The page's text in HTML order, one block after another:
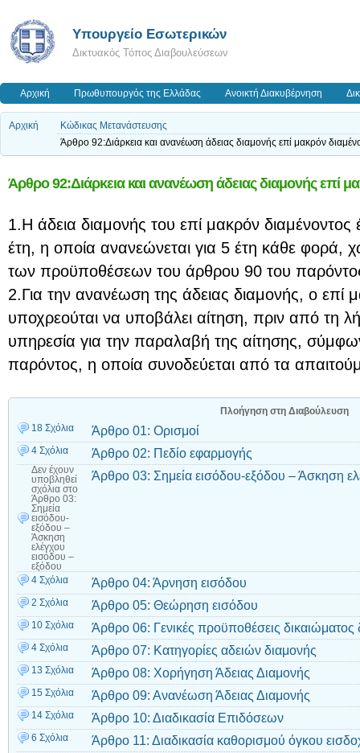
Υπουργείο Εσωτερικών
Δικτυακός Τόπος Διαβουλεύσεων
Αρχική Πρωθυπουργός της Ελλάδας Ανοικτή Διακυβέρνηση
Αρχική
Κώδικας Μετανάστευσης
Άρθρο 92:Διάρκεια και ανανέωση άδειας διαμονής επί μακρόν
Άρθρο 92:Διάρκεια και ανανέωση άδειας διαμονής επί
1.Η άδεια διαμονής του επί μακρόν διαμένοντος
έτη, η οποία ανανεώνεται για 5 έτη κάθε φορά,
των προϋποθέσεων του άρθρου 90 του
2.Για την ανανέωση της άδειας διαμονής, ο επί
υποχρεούται να υποβάλει αίτηση, πριν από τη
υπηρεσία για την παραλαβή της αίτησης,
παρόντος, η οποία συνοδεύεται από τα
Πλοήγηση στη Διαβούλευση
18 Σχόλια
Άρθρο 01: Ορισμοί
4 Σχόλια Άρθρο 02: Πεδίο εφαρμογής
Δεν έχουν
υποβληθεί
σχόλια στο
Άρθρο 03:
Σημεία
εισόδου-
εξόδου –
Άσκηση
ελέγχου
εισόδου –
εξόδου
Άρθρο 03: Σημεία εισόδου-εξόδου – Άσκηση
4 Σχόλια Άρθρο 04: Άρνηση εισόδου
2 Σχόλια Άρθρο 05: Θεώρηση εισόδου
10 Σχόλια Άρθρο 06: Γενικές προϋποθέσεις δικαιώματος
4 Σχόλια Άρθρο 07: Κατηγορίες αδειών διαμονής
13 Σχόλια Άρθρο 08: Χορήγηση Άδειας Διαμονής
15 Σχόλια Άρθρο 09: Ανανέωση Άδειας Διαμονής
14 Σχόλια Άρθρο 10: Διαδικασία Επιδόσεων
6 Σχόλια Άρθρο 11: Διαδικασία καθορισμού όγκου